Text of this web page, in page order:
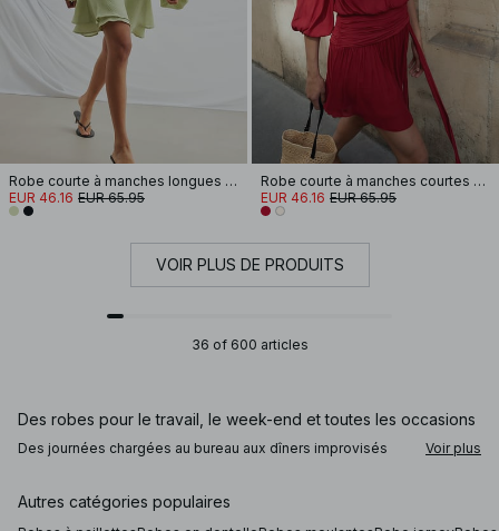
Robe courte à manches longues et découpe goutte d'eau
EUR 46.16 EUR 65.95
Robe courte à manches courtes et taille nouée
EUR 46.16 EUR 65.95
VOIR PLUS DE PRODUITS
36 of 600 articles
Des robes pour le travail, le week-end et toutes les occasions
Des journées chargées au bureau aux dîners improvisés
coupe légèrement structurée s’associe parfaitement à des
mocassins ou des mules. Ajoutez un blazer ajusté ou un
Voir plus
Autres catégories populaires